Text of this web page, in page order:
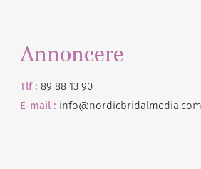
Annoncere
Tlf : 89 88 13 90
E-mail : info@nordicbridalmedia.com